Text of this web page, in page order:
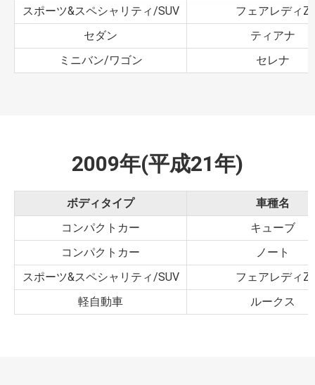
スポーツ&スペシャリティ/SUV
フェアレディZ
セダン
ティアナ
ミニバン/ワゴン
セレナ
2009年(平成21年)
ボディタイプ
車種名
コンパクトカー
キューブ
コンパクトカー
ノート
スポーツ&スペシャリティ/SUV
フェアレディZ
軽自動車
ルークス